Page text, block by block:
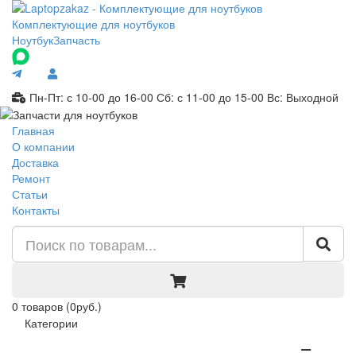
Комплектующие для ноутбуков
НоутбукЗапчасть
Пн-Пт: с 10-00 до 16-00 Сб: с 11-00 до 15-00 Вс: Выходной
Главная
О компании
Доставка
Ремонт
Статьи
Контакты
0 товаров (0руб.)
Категории